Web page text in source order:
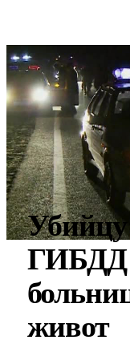
Убийцу
ГИБДД
живот